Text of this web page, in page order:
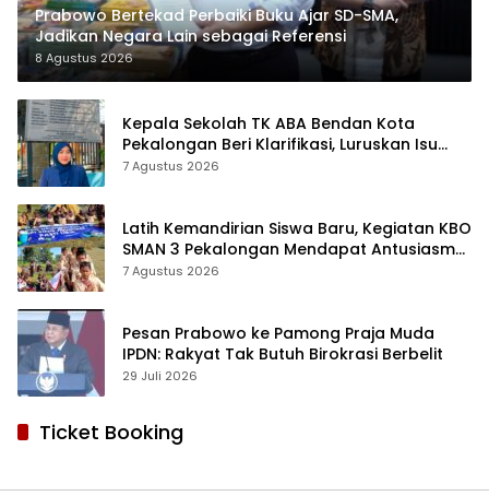
Prabowo Bertekad Perbaiki Buku Ajar SD-SMA,
Jadikan Negara Lain sebagai Referensi
8 Agustus 2026
Kepala Sekolah TK ABA Bendan Kota
Pekalongan Beri Klarifikasi, Luruskan Isu
Proyek Revitalisasi
7 Agustus 2026
Latih Kemandirian Siswa Baru, Kegiatan KBO
SMAN 3 Pekalongan Mendapat Antusiasme
dan Respon Positif Orang Tua Murid
7 Agustus 2026
Pesan Prabowo ke Pamong Praja Muda
IPDN: Rakyat Tak Butuh Birokrasi Berbelit
29 Juli 2026
Ticket Booking